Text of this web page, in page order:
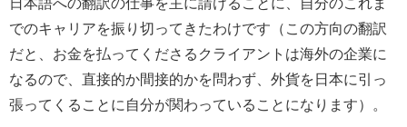
日本語への翻訳の仕事を主に請けることに、自分のこれま
でのキャリアを振り切ってきたわけです（この方向の翻訳
だと、お金を払ってくださるクライアントは海外の企業に
なるので、直接的か間接的かを問わず、外貨を日本に引っ
張ってくることに自分が関わっていることになります）。